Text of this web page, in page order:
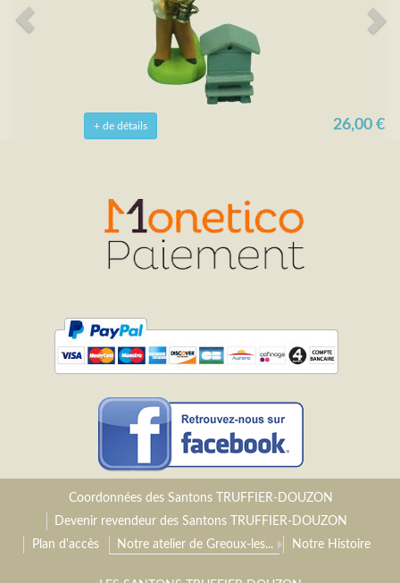
+ de détails 26,00 €
Coordonnées des Santons TRUFFIER-DOUZON
Devenir revendeur des Santons TRUFFIER-DOUZON
Plan d'accès
Notre atelier de Greoux-les... Notre Histoire